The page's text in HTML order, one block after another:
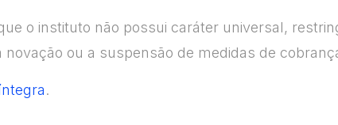
o instituto não possui caráter universal,
novação ou a suspensão de medidas de
.